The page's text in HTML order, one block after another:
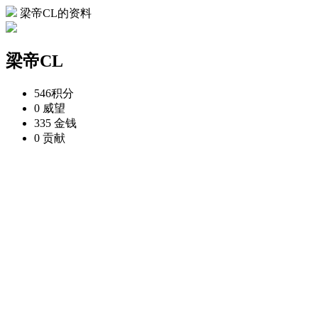
梁帝CL的资料
梁帝CL
546积分
0 威望
335 金钱
0 贡献